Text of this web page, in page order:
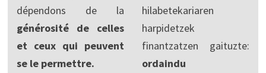
dépendons de la
générosité de celles
et ceux qui peuvent
se le permettre.
hilabetekariaren
harpidetzek
finantzatzen gaituzte:
ordaindu